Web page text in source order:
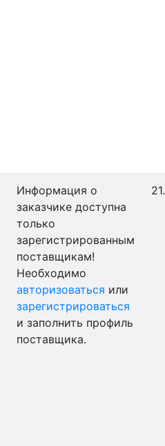
Информация о
заказчике доступна
только
зарегистрированным
поставщикам!
Необходимо
авторизоваться или
зарегистрироваться
и заполнить профиль
поставщика.